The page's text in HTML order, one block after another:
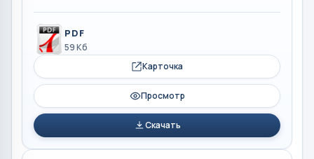
PDF
59 Кб
Карточка
Просмотр
Скачать